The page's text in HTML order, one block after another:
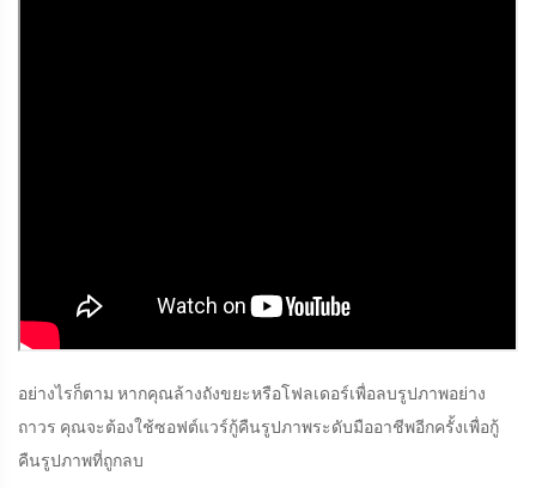
อย่างไรก็ตาม หากคุณล้างถังขยะหรือโฟลเดอร์เพื่อลบรูปภาพอย่าง
ถาวร คุณจะต้องใช้ซอฟต์แวร์กู้คืนรูปภาพระดับมืออาชีพอีกครั้งเพื่อกู้
คืนรูปภาพที่ถูกลบ